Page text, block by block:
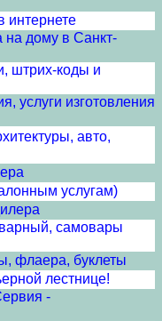
интернете
на дому в Санкт-
штрих-коды и
услуги изготовления
авто,
услугам)
самовары
флаера, буклеты
лестнице!
-